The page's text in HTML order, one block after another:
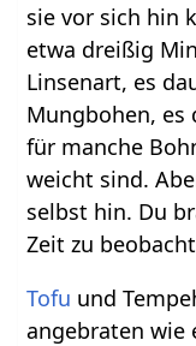
sie vor sich hin
etwa dreißig
Linsenart, es
Mungbohen, es
für manche
weicht sind.
selbst hin. Du
Zeit zu
Tofu und
angebraten wie